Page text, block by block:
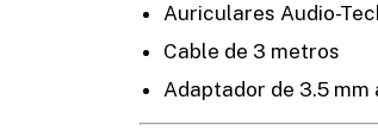
Auriculares Audio-
Cable de 3 metros
Adaptador de 3.5 mm